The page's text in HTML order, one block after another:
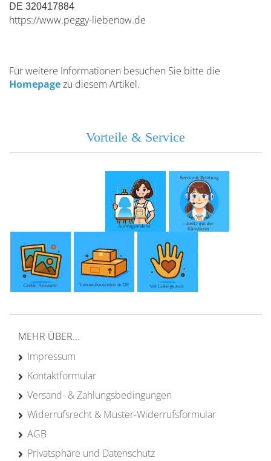
DE 320417884
https://www.peggy-liebenow.de
Für weitere Informationen besuchen Sie bitte die
Homepagezu diesem Artikel.
Vorteile & Service
MEHR ÜBER...
Impressum
Kontaktformular
Versand- & Zahlungsbedingungen
Widerrufsrecht & Muster-Widerrufsformular
AGB
Privatsphäre und Datenschutz